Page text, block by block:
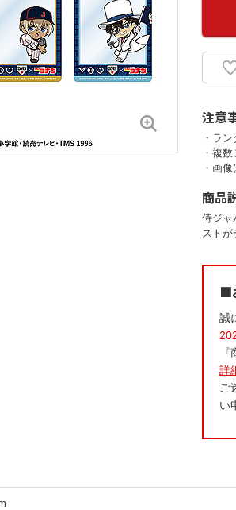
注意
・ラ
・複
・画
商品
侍ジャ
ストが
■
誠
詳
ご
い